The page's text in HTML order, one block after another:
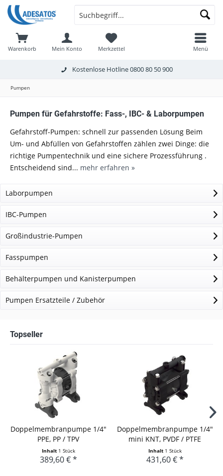
Kostenlose Hotline0800 80 50 900
Warenkorb Merkzettel
Mein Konto Menü
Pumpen
Pumpen für Gefahrstoffe: Fass-, IBC- & Laborpumpen
Gefahrstoff-Pumpen: schnell zur passenden Lösung Beim
Um- und Abfüllen von Gefahrstoffen zählen zwei Dinge: die
richtige Pumpentechnik und eine sichere Prozessführung .
Entscheidend sind... mehr erfahren »
Laborpumpen
IBC-Pumpen
Großindustrie-Pumpen
Fasspumpen
Behälterpumpen und Kanisterpumpen
Pumpen Ersatzteile / Zubehör
Topseller
Doppelmembranpumpe 1/4"
PPE, PP / TPV
Inhalt 1 Stück
389,60 € *
Doppelmembranpumpe 1/4"
mini KNT, PVDF / PTFE
Inhalt 1 Stück
431,60 € *